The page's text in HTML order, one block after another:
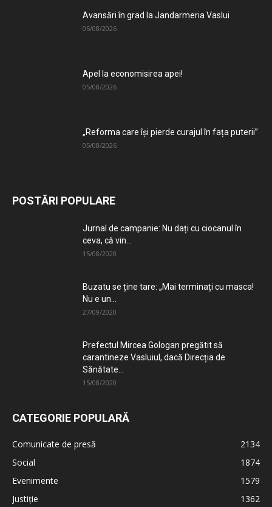
Avansări în grad la Jandarmeria Vaslui
05/08/2026
Apel la economisirea apei!
05/08/2026
„Reforma care își pierde curajul în fața puterii”
05/08/2026
POSTĂRI POPULARE
Jurnal de campanie: Nu dați cu ciocanul în
ceva, că vin...
15/08/2020
Buzatu se ține tare: „Mai terminați cu masca!
Nu e un...
27/09/2020
Prefectul Mircea Gologan pregătit să
carantineze Vasluiul, dacă Direcția de
Sănătate...
15/08/2020
CATEGORIE POPULARĂ
Comunicate de presă
2134
Social
1874
Evenimente
1579
Justiție
1362